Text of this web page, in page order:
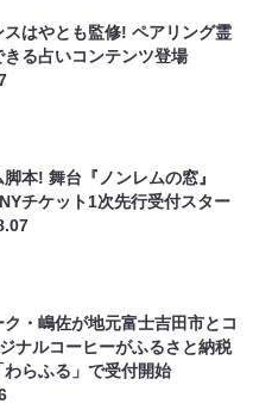
スはやとも監修! ペアリング霊
きる占いコンテンツ登場
本! 舞台『ノンレムの窓』
チケット1次先行受付スター
ク・嶋佐が地元富士吉田市とコ
ナルコーヒーがふるさと納税
わらふる」で受付開始